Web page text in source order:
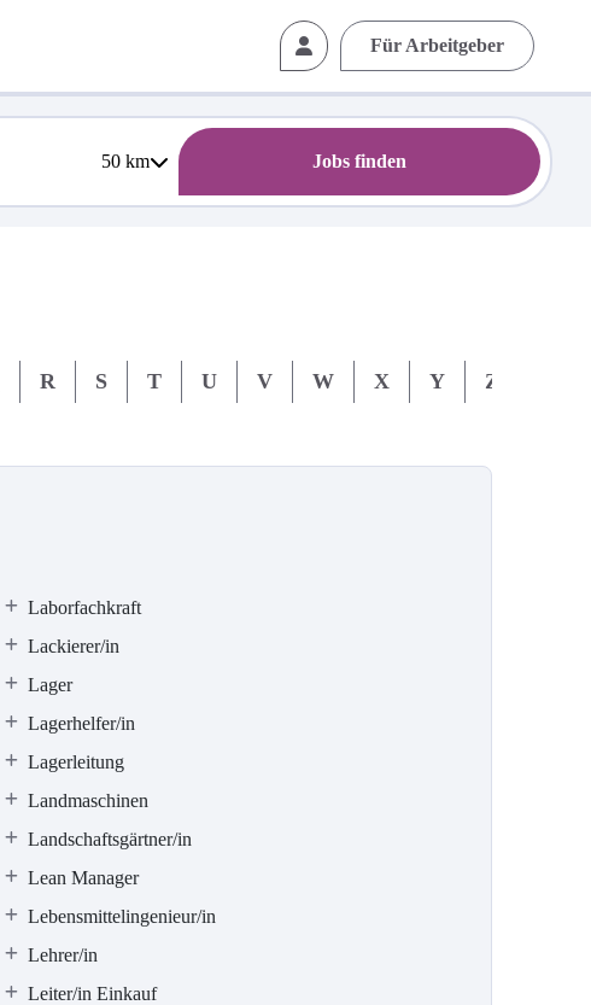
Für Arbeitgeber
50km Jobs finden
R S T U V W X Y Z
Laborfachkraft
Lackierer/in
Lager
Lagerhelfer/in
Lagerleitung
Landmaschinen
Landschaftsgärtner/in
Lean Manager
Lebensmittelingenieur/in
Lehrer/in
Leiter/in Einkauf